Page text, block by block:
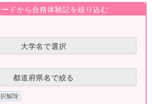
ドから合格体験記を絞り込む
大学名で選択
都道府県名で絞る